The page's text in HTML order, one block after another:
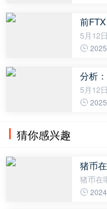
前
5月12
过
息，
分析
5月12
坊近期
猜你感兴趣
猪币
猪币在
一种新